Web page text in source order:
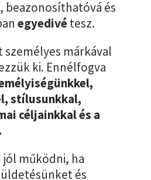
, beazonosíthatóvá és
egyedivétesz.
márkával
ki. Ennélfogva
stílusunkkal,
céljainkkal és a
jól működni, ha
és